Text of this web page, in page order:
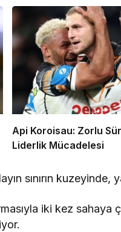
Api Koroisau: Zorlu
Liderlik Mücadelesi
sınırın
iki kez sahaya